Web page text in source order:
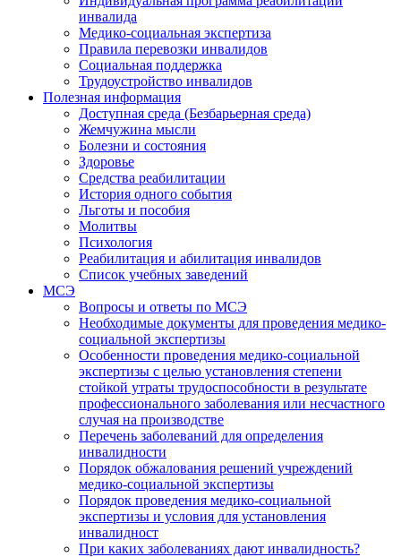
инвалида
Медико-социальная экспертиза
Правила перевозки инвалидов
Социальная поддержка
Трудоустройство инвалидов
Полезная информация
Доступная среда (Безбарьерная среда)
Жемчужина мысли
Болезни и состояния
Здоровье
Средства реабилитации
История одного события
Льготы и пособия
Молитвы
Психология
Реабилитация и абилитация инвалидов
Список учебных заведений
МСЭ
Вопросы и ответы по МСЭ
Необходимые документы для проведения медико-
социальной экспертизы
Особенности проведения медико-социальной
экспертизы с целью установления степени
стойкой утраты трудоспособности в результате
профессионального заболевания или несчастного
случая на производстве
Перечень заболеваний для определения
инвалидности
Порядок обжалования решений учреждений
медико-социальной экспертизы
Порядок проведения медико-социальной
экспертизы и условия для установления
инвалидност
При каких заболеваниях дают инвалидность?